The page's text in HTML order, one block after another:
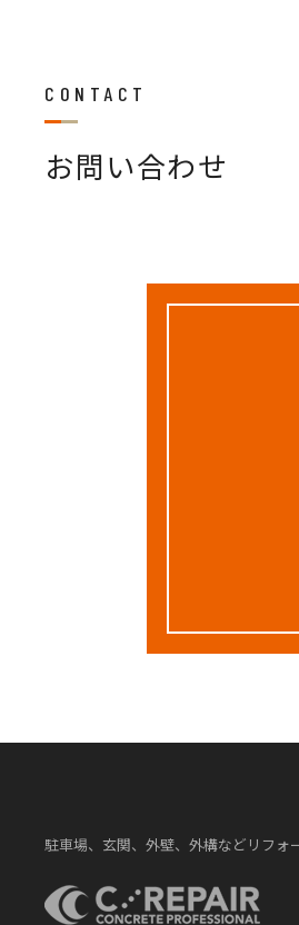
CONTACT
お問い合わせ
駐車場、玄関、外壁、外構などリフォ